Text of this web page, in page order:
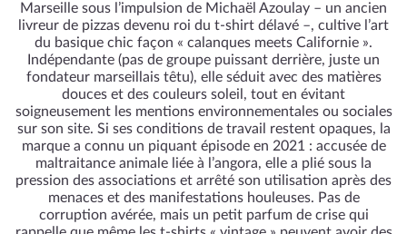
Marseille sous l’impulsion de Michaël Azoulay – un ancien
livreur de pizzas devenu roi du t-shirt délavé –, cultive l’art
du basique chic façon « calanques meets Californie ».
Indépendante (pas de groupe puissant derrière, juste un
fondateur marseillais têtu), elle séduit avec des matières
douces et des couleurs soleil, tout en évitant
soigneusement les mentions environnementales ou sociales
sur son site. Si ses conditions de travail restent opaques, la
marque a connu un piquant épisode en 2021 : accusée de
maltraitance animale liée à l’angora, elle a plié sous la
pression des associations et arrêté son utilisation après des
menaces et des manifestations houleuses. Pas de
corruption avérée, mais un petit parfum de crise qui